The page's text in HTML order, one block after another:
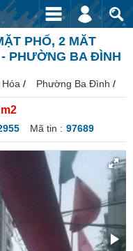
PHỐ, 2 MĂT
PHƯỜNG BA ĐÌNH
/ Phường Ba Đình /
Mã tin : 97689